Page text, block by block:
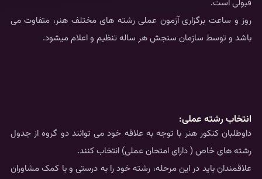
قبولی است.
روز و ساعت برگزاری آزمون عملی رشته های مختلف هنر، متفاوت می
باشد و توسط سازمان سنجش هر ساله تنظیم و اعلام میشود.
انتخاب رشته عملی:
داوطلبان کنکور هنر با توجه به علاقه خود می توانند دو گروه از جدول
رشته های خاص ( دارای امتحان عملی) انتخاب کنند.
علاقمندان باید در این مرحله، رشته خود را به درستی و با کمک مشاوران